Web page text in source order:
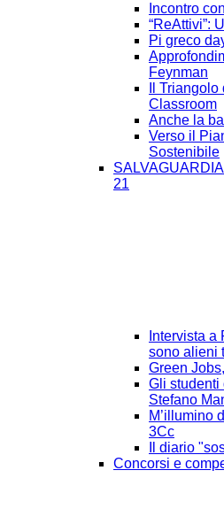
Incontro
“ReAttivi”:
Pi greco
Feynman
Il
Classroom
Anche la
Verso il
Sostenibile
21
Intervista a
sono alieni
Green
Gli studenti
Stefano
M’illumino
3Cc
Il diario
Concorsi e